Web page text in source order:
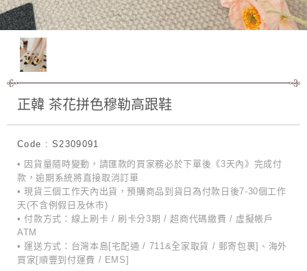
正韓 茶花拼色穆勒高跟鞋
Code : S2309091
• 因貨量隨時變動，請匯款的買家務必於下單後《3天內》完成付
款，逾期系統將直接取消訂單
• 現貨三個工作天內出貨，預購商品到貨日為付款日後7-30個工作
天(不含例假日及休市)
• 付款方式：線上刷卡 / 刷卡分3期 / 超商代碼繳費 / 虛擬帳戶
ATM
• 運送方式：台灣本島[宅配通 / 711&全家取貨 / 郵寄包裹]、海外
買家[順豐到付運費 / EMS]